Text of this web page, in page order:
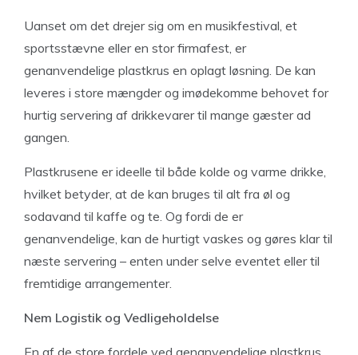
Uanset om det drejer sig om en musikfestival, et
sportsstævne eller en stor firmafest, er
genanvendelige plastkrus en oplagt løsning. De kan
leveres i store mængder og imødekomme behovet for
hurtig servering af drikkevarer til mange gæster ad
gangen.
Plastkrusene er ideelle til både kolde og varme drikke,
hvilket betyder, at de kan bruges til alt fra øl og
sodavand til kaffe og te. Og fordi de er
genanvendelige, kan de hurtigt vaskes og gøres klar til
næste servering – enten under selve eventet eller til
fremtidige arrangementer.
Nem Logistik og Vedligeholdelse
En af de store fordele ved genanvendelige plastkrus